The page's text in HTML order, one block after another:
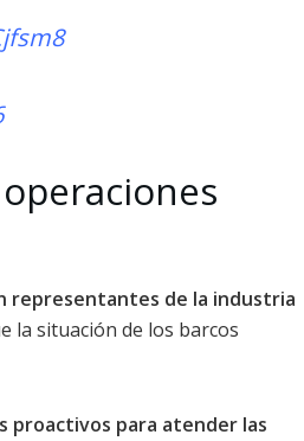
representantes de la industria
la situación de los barcos
proactivos para atender las